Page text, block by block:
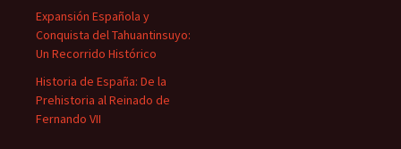
Expansión Española y
Conquista del Tahuantinsuyo:
Un Recorrido Histórico
Historia de España: De la
Prehistoria al Reinado de
Fernando VII